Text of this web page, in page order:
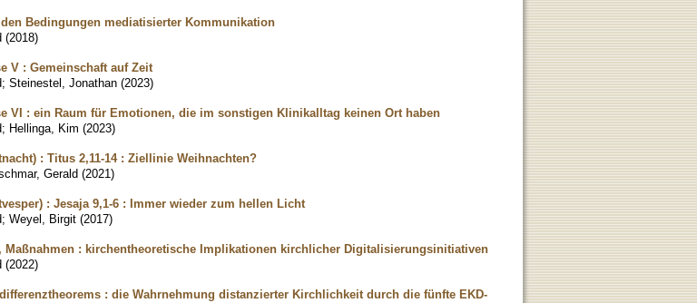
Bedingungen mediatisierter Kommunikation
(2018)
V : Gemeinschaft auf Zeit
; Steinestel, Jonathan (2023)
VI : ein Raum für Emotionen, die im sonstigen Klinikalltag keinen Ort haben
; Hellinga, Kim (2023)
: Titus 2,11-14 : Ziellinie Weihnachten?
Gerald (2021)
: Jesaja 9,1-6 : Immer wieder zum hellen Licht
; Weyel, Birgit (2017)
Maßnahmen : kirchentheoretische Implikationen kirchlicher Digitalisierungsinitiativen
(2022)
: die Wahrnehmung distanzierter Kirchlichkeit durch die fünfte EKD-